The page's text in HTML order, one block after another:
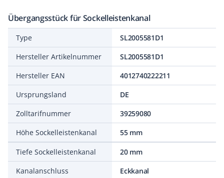
Übergangsstück für Sockelleistenkanal
Type
SL2005581D1
Hersteller Artikelnummer
SL2005581D1
Hersteller EAN
4012740222211
Ursprungsland
DE
Zolltarifnummer
39259080
Höhe Sockelleistenkanal
55 mm
Tiefe Sockelleistenkanal
20 mm
Kanalanschluss
Eckkanal